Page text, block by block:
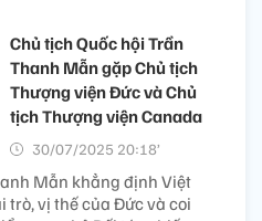
Chủ tịch Quốc hội Trần
Thanh Mẫn gặp Chủ tịch
Thượng viện Đức và Chủ
tịch Thượng viện Canada
30/07/2025 20:18’
Mẫn khẳng định Việt
trò, vị thế của Đức và coi